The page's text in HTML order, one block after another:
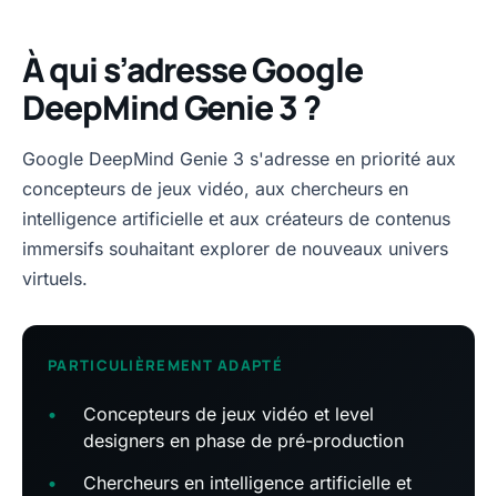
À qui s’adresse Google
DeepMind Genie 3 ?
Google DeepMind Genie 3 s'adresse en priorité aux
concepteurs de jeux vidéo, aux chercheurs en
intelligence artificielle et aux créateurs de contenus
immersifs souhaitant explorer de nouveaux univers
virtuels.
PARTICULIÈREMENT ADAPTÉ
•
Concepteurs de jeux vidéo et level
designers en phase de pré-production
•
Chercheurs en intelligence artificielle et